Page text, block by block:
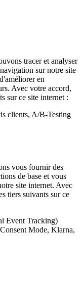
tracer et analyser
sur notre site
en
Avec votre accord,
sur ce site internet :
clients, A/B-Testing
vous fournir des
de base et vous
site internet. Avec
tiers suivants sur ce
Event Tracking)
Mode, Klarna,